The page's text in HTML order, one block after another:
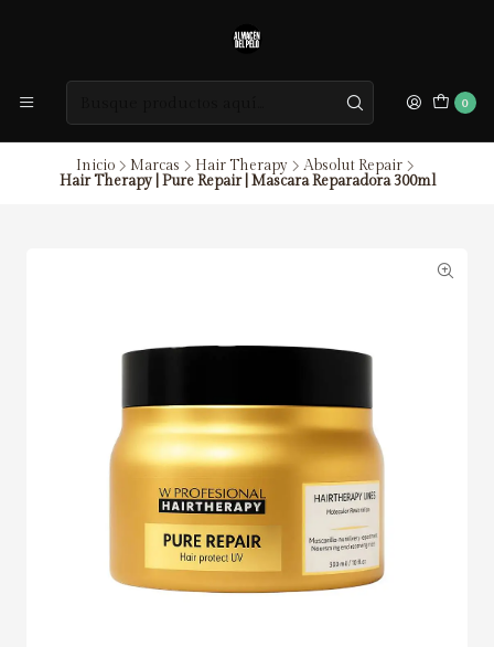
0
Inicio Marcas Hair Therapy
Absolut Repair
Hair Therapy | Pure Repair | Mascara Reparadora 300ml